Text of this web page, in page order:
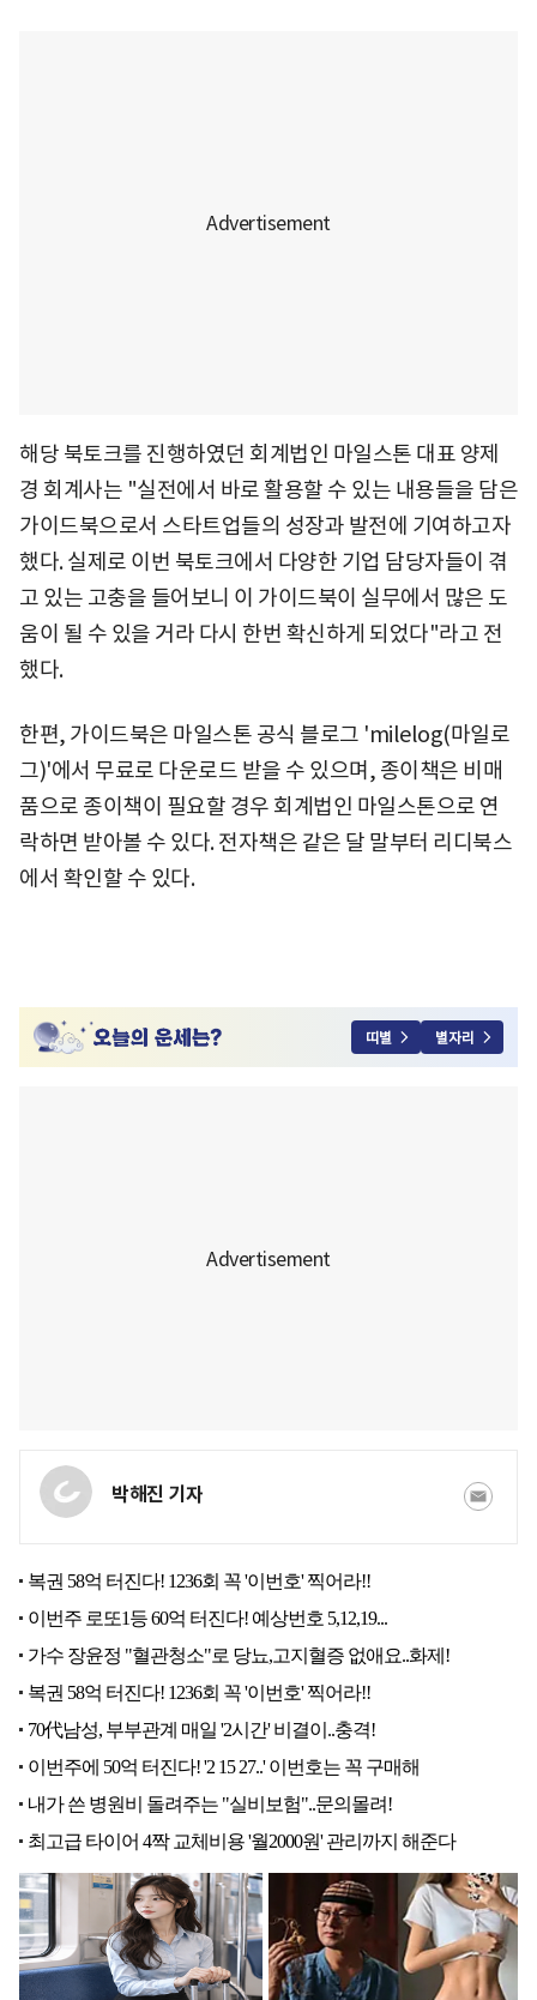
해당 북토크를 진행하였던 회계법인 마일스톤 대표 양제
경 회계사는 "실전에서 바로 활용할 수 있는 내용들을 담은
가이드북으로서 스타트업들의 성장과 발전에 기여하고자
했다. 실제로 이번 북토크에서 다양한 기업 담당자들이 겪
고 있는 고충을 들어보니 이 가이드북이 실무에서 많은 도
움이 될 수 있을 거라 다시 한번 확신하게 되었다"라고 전
했다.
한편, 가이드북은 마일스톤 공식 블로그 'milelog(마일로
그)'에서 무료로 다운로드 받을 수 있으며, 종이책은 비매
품으로 종이책이 필요할 경우 회계법인 마일스톤으로 연
락하면 받아볼 수 있다. 전자책은 같은 달 말부터 리디북스
에서 확인할 수 있다.
띠별 별자리
박해진 기자